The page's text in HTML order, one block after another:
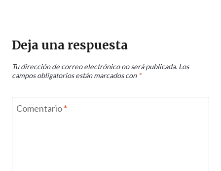
Deja una respuesta
Tu dirección de correo electrónico no será publicada. Los
campos obligatorios están marcados con *
Comentario*